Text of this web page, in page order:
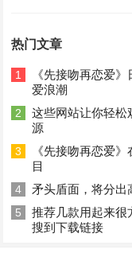
热门文章
1
《先接吻再恋爱
爱浪潮
2
这些网站让你轻松
源
3
《先接吻再恋爱
目
4 矛头盾面，将分出
5
推荐几款用起来很
搜到下载链接